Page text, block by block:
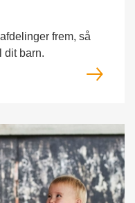
frem, så
dit barn.